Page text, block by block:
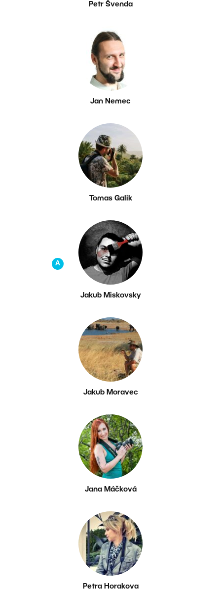
Petr Švenda
Jan Nemec
Tomas Galik
A
Jakub Miskovsky
Jakub Moravec
Jana Máčková
Petra Horakova